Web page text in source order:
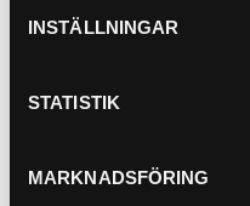
INSTÄLLNINGAR
STATISTIK
MARKNADSFÖRING
AdBlue 10L